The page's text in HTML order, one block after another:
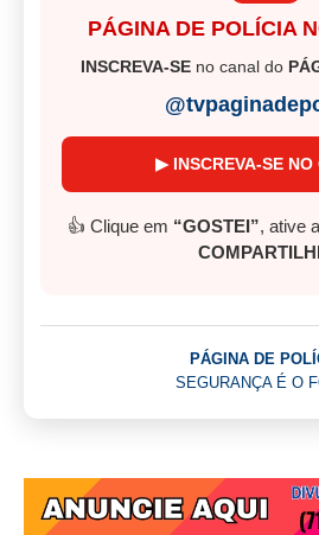
PÁGINA DE POLÍCIA
INSCREVA-SE no canal do
▶ INSCREVA-SE NO
👍 Clique em “GOSTEI”, ative
PÁGINA DE
SEGURANÇA É O